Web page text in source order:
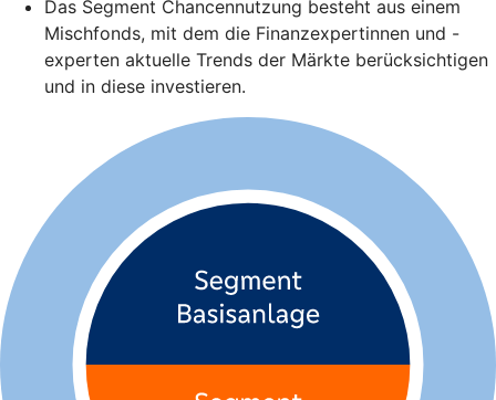
Das Segment Chancennutzung besteht aus einem
Mischfonds, mit dem die Finanzexpertinnen und -
experten aktuelle Trends der Märkte berücksichtigen
und in diese investieren.